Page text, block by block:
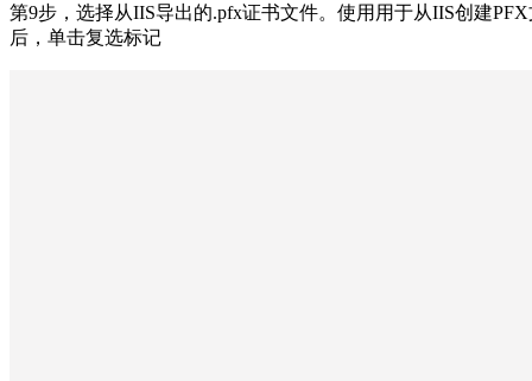
第9步，选择从IIS导出的.pfx证书文件。使用用于从IIS创建
后，单击复选标记